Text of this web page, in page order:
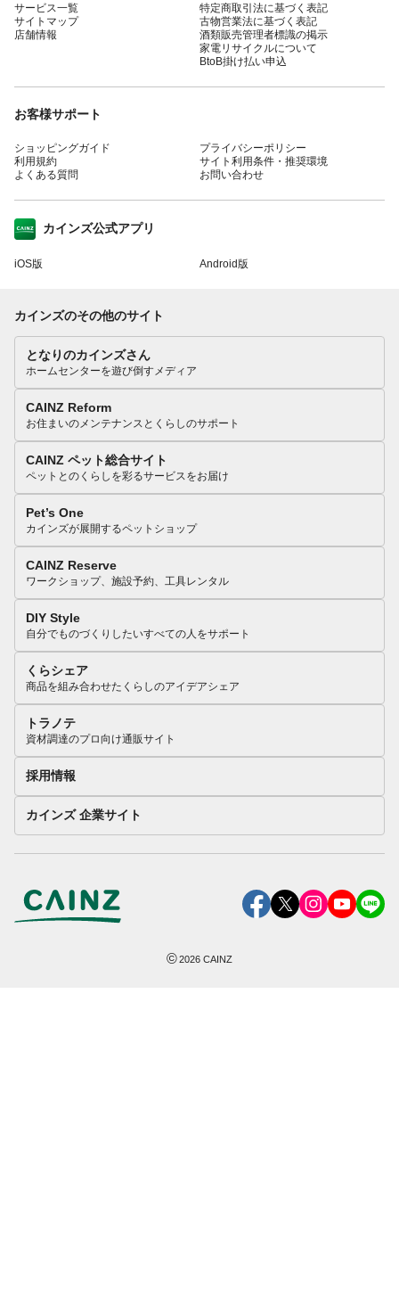
サービス一覧
サイトマップ
店舗情報
特定商取引法に基づく表記
古物営業法に基づく表記
酒類販売管理者標識の掲示
家電リサイクルについて
BtoB掛け払い申込
お客様サポート
ショッピングガイド
利用規約
よくある質問
プライバシーポリシー
サイト利用条件・推奨環境
お問い合わせ
カインズ公式アプリ
iOS版 Android版
カインズのその他のサイト
となりのカインズさん
ホームセンターを遊び倒すメディア
CAINZ Reform
お住まいのメンテナンスとくらしのサポート
CAINZ ペット総合サイト
ペットとのくらしを彩るサービスをお届け
Pet’s One
カインズが展開するペットショップ
CAINZ Reserve
ワークショップ、施設予約、工具レンタル
DIY Style
自分でものづくりしたいすべての人をサポート
くらシェア
商品を組み合わせたくらしのアイデアシェア
トラノテ
資材調達のプロ向け通販サイト
採用情報
カインズ 企業サイト
©2026 CAINZ